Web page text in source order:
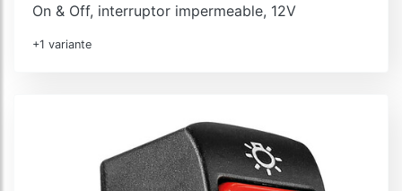
On & Off, interruptor impermeable, 12V
+1 variante